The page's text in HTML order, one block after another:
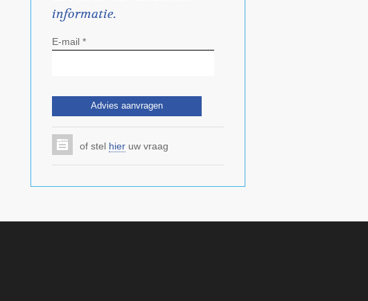
informatie.
E-mail *
of stel hier uw vraag